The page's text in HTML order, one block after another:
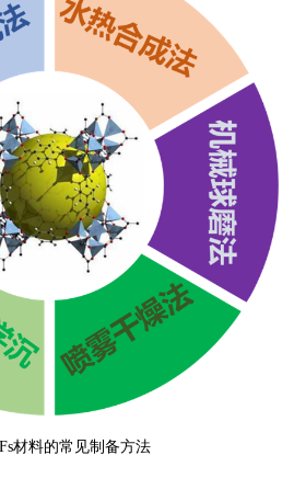
材料的常见制备方法